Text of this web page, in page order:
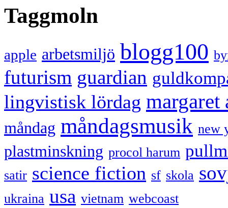
Taggmoln
apple arbetsmiljö blogg100
futurism guardian
lingvistisk lördag margaret
måndag måndagsmusik new
plastminskning procol harum
satir science fiction sf skola
ukraina usa vietnam webcoast